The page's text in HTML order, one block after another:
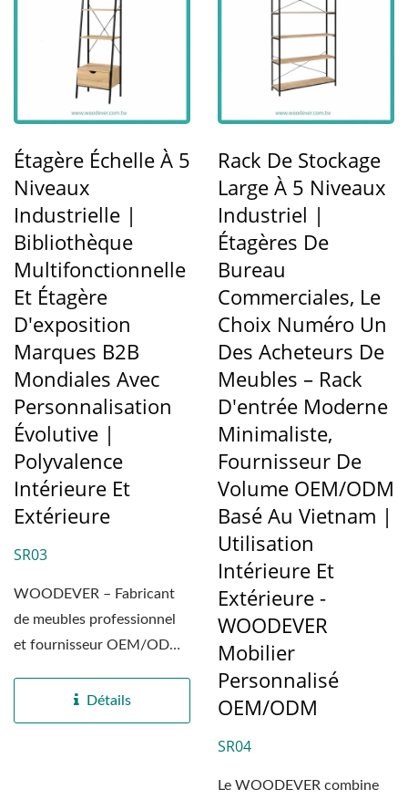
Étagère Échelle À 5
Niveaux
Industrielle |
Bibliothèque
Multifonctionnelle
Et Étagère
D'exposition
Marques B2B
Mondiales Avec
Personnalisation
Évolutive |
Polyvalence
Intérieure Et
Extérieure
SR03
WOODEVER – Fabricant
de meubles professionnel
et fournisseur OEM/ODM
Détails
Rack De Stockage
Large À 5 Niveaux
Industriel |
Étagères De
Bureau
Commerciales, Le
Choix Numéro Un
Des Acheteurs De
Meubles – Rack
D'entrée Moderne
Minimaliste,
Fournisseur De
Volume OEM/ODM
Basé Au Vietnam |
Utilisation
Intérieure Et
Extérieure -
WOODEVER
Mobilier
Personnalisé
OEM/ODM
SR04
Le WOODEVER combine